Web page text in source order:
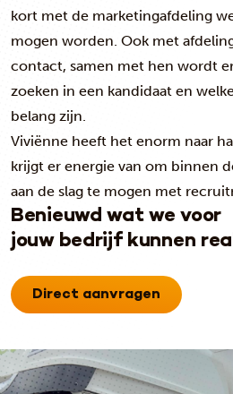
kort met de marketingafdeling
mogen worden. Ook met
contact, samen met hen wordt
zoeken in een kandidaat en
belang zijn.
Viviënne heeft het enorm naar
krijgt er energie van om binnen
aan de slag te mogen met
Benieuwd wat we voor
jouw bedrijf kunnen
Direct aanvragen